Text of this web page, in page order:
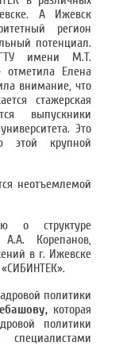
А Ижевск
регион
потенциал.
имени М.Т.
отметила Елена
внимание, что
стажерская
выпускники
Это
этой крупной
неотъемлемой
о структуре
А.А. Корепанов,
в г. Ижевске
политики
которая
политики